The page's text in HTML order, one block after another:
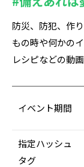
防災、防犯、作
もの時や何かの
レシピなどの動
イベント期間
指定ハッシュ
タグ